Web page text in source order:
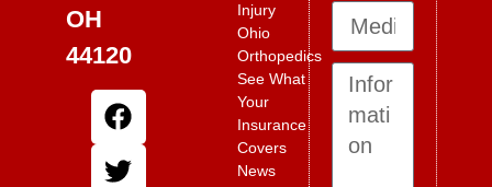
OH
44120
Injury
Ohio
Orthopedics
See What
Your
Insurance
Covers
News